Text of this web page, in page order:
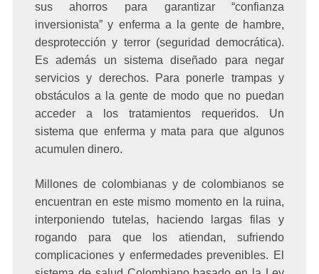
sus ahorros para garantizar “confianza
inversionista” y enferma a la gente de hambre,
desprotección y terror (seguridad democrática).
Es además un sistema diseñado para negar
servicios y derechos. Para ponerle trampas y
obstáculos a la gente de modo que no puedan
acceder a los tratamientos requeridos. Un
sistema que enferma y mata para que algunos
acumulen dinero.
Millones de colombianas y de colombianos se
encuentran en este mismo momento en la ruina,
interponiendo tutelas, haciendo largas filas y
rogando para que los atiendan, sufriendo
complicaciones y enfermedades prevenibles. El